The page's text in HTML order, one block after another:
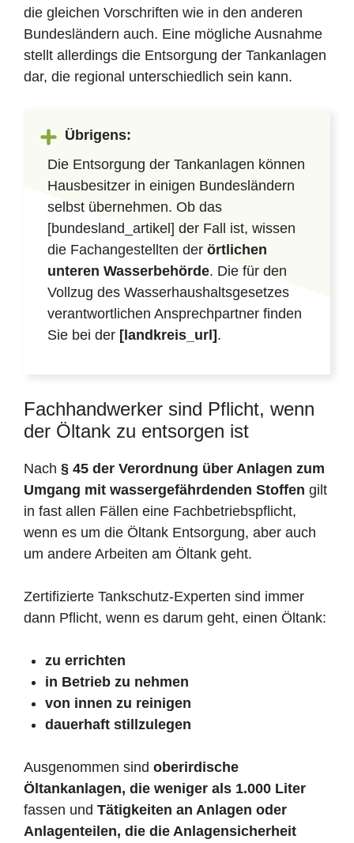
die gleichen Vorschriften wie in den anderen
Bundesländern auch. Eine mögliche Ausnahme
stellt allerdings die Entsorgung der Tankanlagen
dar, die regional unterschiedlich sein kann.
Übrigens:
Die Entsorgung der Tankanlagen können
Hausbesitzer in einigen Bundesländern
selbst übernehmen. Ob das
[bundesland_artikel] der Fall ist, wissen
die Fachangestellten der örtlichen
unteren Wasserbehörde. Die für den
Vollzug des Wasserhaushaltsgesetzes
verantwortlichen Ansprechpartner finden
Sie bei der [landkreis_url] .
Fachhandwerker sind Pflicht, wenn
der Öltank zu entsorgen ist
Nach § 45 der Verordnung über Anlagen zum
Umgang mit wassergefährdenden Stoffen gilt
in fast allen Fällen eine Fachbetriebspflicht,
wenn es um die Öltank Entsorgung, aber auch
um andere Arbeiten am Öltank geht.
Zertifizierte Tankschutz-Experten sind immer
dann Pflicht, wenn es darum geht, einen Öltank:
zu errichten
in Betrieb zu nehmen
von innen zu reinigen
dauerhaft stillzulegen
Ausgenommen sind oberirdische
Öltankanlagen, die weniger als 1.000 Liter
fassen und Tätigkeiten an Anlagen oder
Anlagenteilen, die die Anlagensicherheit